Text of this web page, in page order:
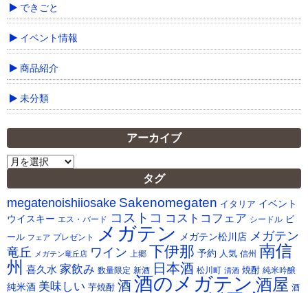
できごと
イベント情報
商品紹介
未分類
アーカイブ
ア
カ
イ
ブ
タグ
megatenoishiiosake Sakenomegaten イタリア イベント
ウイスキー エス・バード コストコ コストコフェア シードル ビ
ール フェア プレゼント メガテン メガテン松川店 メガテン
竜丘
メガテン竜丘店 ワイン 上郷 下伊那 予約 人気 信州 南信
州 喜久水 家飲み 数量限定 新酒 日本酒 松川町 清酒 焼酎 純米吟醸
純米酒 美味しい 芋焼酎 酒酒のメガテン 酒屋 酒